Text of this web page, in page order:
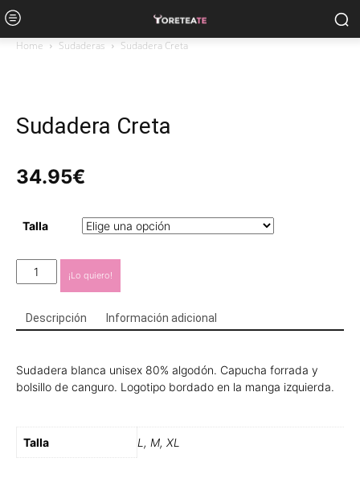
Home Sudaderas Sudadera Creta
Sudadera Creta
34.95€
Talla
Sudadera
Creta
¡Lo quiero!
Descripción Información adicional
Sudadera blanca unisex 80% algodón. Capucha forrada y
bolsillo de canguro. Logotipo bordado en la manga izquierda.
Talla L, M, XL